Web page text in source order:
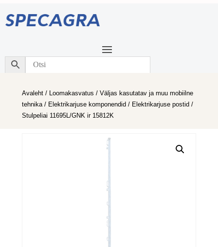
Avaleht/ Loomakasvatus / Väljas kasutatav ja muu mobiilne
tehnika/ Elektrikarjuse komponendid / Elektrikarjuse postid /
Stulpeliai 11695L/GNK ir 15812K